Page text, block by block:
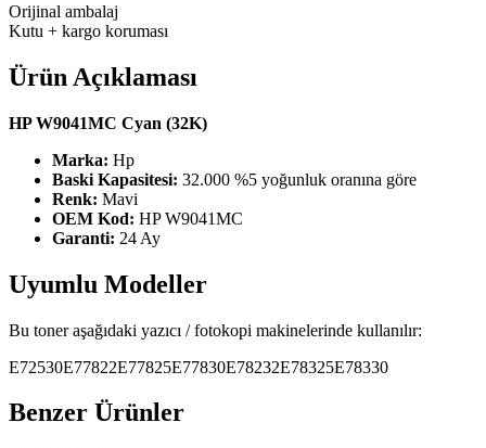
Orijinal ambalaj
Kutu + kargo koruması
Ürün Açıklaması
HP W9041MC Cyan (32K)
Marka: Hp
Baski Kapasitesi: 32.000 %5 yoğunluk oranına göre
Renk: Mavi
OEM Kod: HP W9041MC
Garanti: 24 Ay
Uyumlu Modeller
Bu toner aşağıdaki yazıcı / fotokopi makinelerinde kullanılır:
E72530E77822E77825E77830E78232E78325E78330
Benzer Ürünler